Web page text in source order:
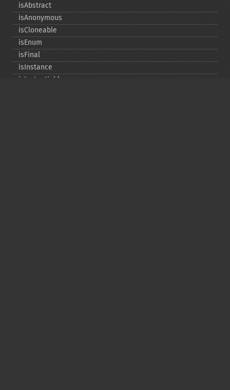
isAbstract
isAnonymous
isCloneable
isEnum
isFinal
isInstance
isInstantiable